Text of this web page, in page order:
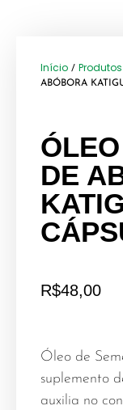
Início /
ABÓBORA
DE
R$48,00
Óleo de
suplemento
auxilia no